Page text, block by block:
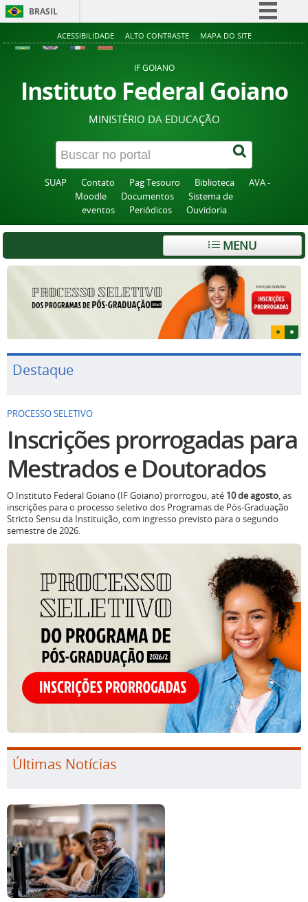
BRASIL
Simplifique!
Acesso à informação
Legislação
Canais
ACESSIBILIDADE ALTO CONTRASTE MAPA DO SITE
IF GOIANO
Instituto Federal Goiano
MINISTÉRIO DA EDUCAÇÃO
SUAP Contato Pag Tesouro Biblioteca
AVA -
Moodle
Documentos
Sistema de
eventos
Periódicos Ouvidoria
MENU
Destaque
PROCESSO SELETIVO
Inscrições prorrogadas para
Mestrados e Doutorados
O Instituto Federal Goiano (IF Goiano) prorrogou, até 10 de agosto, as
inscrições para o processo seletivo dos Programas de Pós-Graduação
Stricto Sensu da Instituição, com ingresso previsto para o segundo
semestre de 2026.
Últimas Notícias